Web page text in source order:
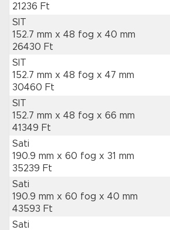
21236 Ft
SIT
152.7 mm x 48 fog x 40 mm
26430 Ft
SIT
152.7 mm x 48 fog x 47 mm
30460 Ft
SIT
152.7 mm x 48 fog x 66 mm
41349 Ft
Sati
190.9 mm x 60 fog x 31 mm
35239 Ft
Sati
190.9 mm x 60 fog x 40 mm
43593 Ft
Sati